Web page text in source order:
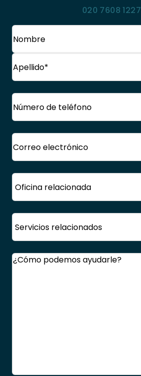
020 7608 1227
Nombre
Nombre
Teléfono
Correo
electrónico(Obligatorio)
Oficina
Servicio
Comentarios(Obligatorio)